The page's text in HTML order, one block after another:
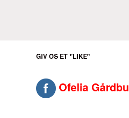
GIV OS ET "LIKE"
Ofelia